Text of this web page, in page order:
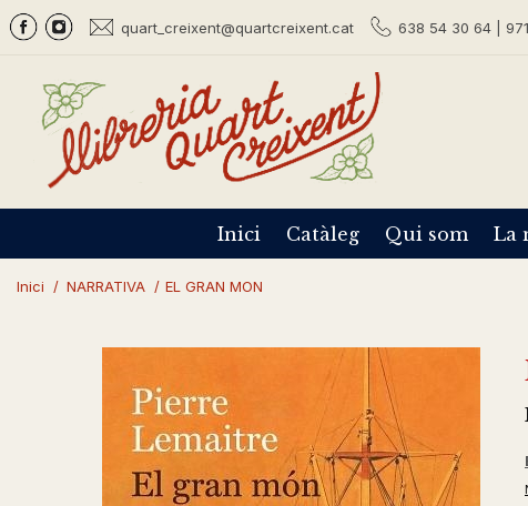
quart_creixent@quartcreixent.cat 638 54 30 64 |
Inici Catàleg Qui som La
Inici / NARRATIVA / EL GRAN MON